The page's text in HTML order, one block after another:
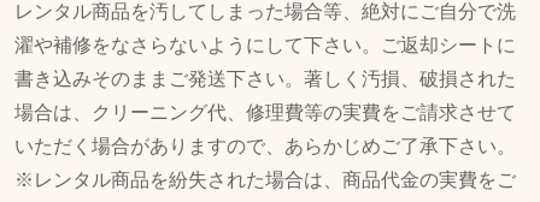
レンタル商品を汚してしまった場合等、絶対にご自分で洗
濯や補修をなさらないようにして下さい。ご返却シートに
書き込みそのままご発送下さい。著しく汚損、破損された
場合は、クリーニング代、修理費等の実費をご請求させて
いただく場合がありますので、あらかじめご了承下さい。
※レンタル商品を紛失された場合は、商品代金の実費をご